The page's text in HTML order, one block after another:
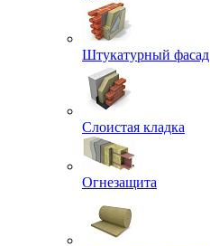
Штукатурный фасад
Слоистая кладка
Огнезащита